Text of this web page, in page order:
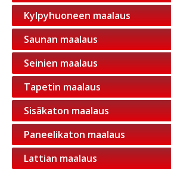
Kylpyhuoneen maalaus
Saunan maalaus
Seinien maalaus
Tapetin maalaus
Sisäkaton maalaus
Paneelikaton maalaus
Lattian maalaus